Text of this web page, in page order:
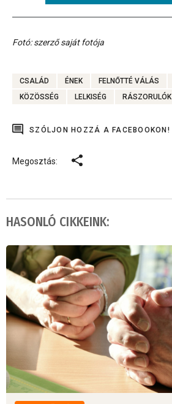
Fotó: szerző saját fotója
CSALÁD ÉNEK FELNŐTTÉ VÁLÁS
KÖZÖSSÉG
LELKISÉG RÁSZORULÓK
SZÓLJON HOZZÁ A FACEBOOKON!
Megosztás:
HASONLÓ CIKKEINK: